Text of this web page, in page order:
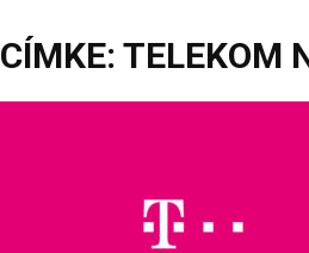
CÍMKE: TELEKOM